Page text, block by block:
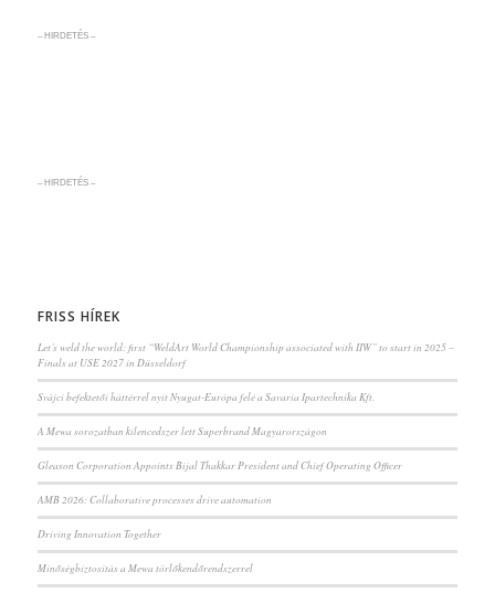
– HIRDETÉS –
– HIRDETÉS –
FRISS HÍREK
Let’s weld the world: first “WeldArt World Championship associated with IIW” to start in 2025 –
Finals at USE 2027 in Düsseldorf
Svájci befektetői háttérrel nyit Nyugat-Európa felé a Savaria Ipartechnika Kft.
A Mewa sorozatban kilencedszer lett Superbrand Magyarországon
Gleason Corporation Appoints Bijal Thakkar President and Chief Operating Officer
AMB 2026: Collaborative processes drive automation
Driving Innovation Together
Minőségbiztosítás a Mewa törlőkendőrendszerrel